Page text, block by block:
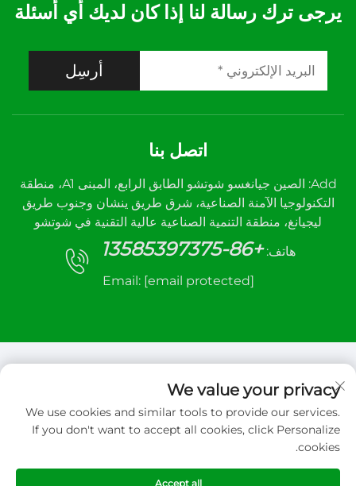
يرجى ترك رسالة لنا إذا كان لديك أي أسئلة
أرسِل
اتصل بنا
Add: الصين جيانغسو شوتشو الطابق الرابع، المبنى A1، منطقة
التكنولوجيا الآمنة الصناعية، شرق طريق ينشان وجنوب طريق
ليجيانغ، منطقة التنمية الصناعية عالية التقنية في شوتشو
هاتف: +86-13585397375
Email: [email protected]
حقوق الت COPYRIGHT © 2026 شركة شيوتشو سانهي
للتحكم الآلي المحدودة. جميع الحقوق محفوظة
We value your privacy
We use cookies and similar tools to provide our services.
If you don't want to accept all cookies, click Personalize
cookies.
Accept all